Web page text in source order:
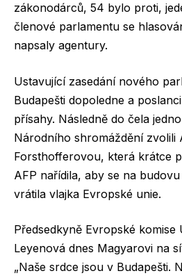
zákonodárců, 54 bylo proti,
členové parlamentu se
napsaly agentury.
Ustavující zasedání nového
Budapešti dopoledne a
přísahy. Následně do čela
Národního shromáždění zvolili
Forsthofferovou, která krátce
AFP nařídila, aby se na
vrátila vlajka Evropské unie.
Předsedkyně Evropské
Leyenová dnes Magyarovi na
„Naše srdce jsou v Budapešti.